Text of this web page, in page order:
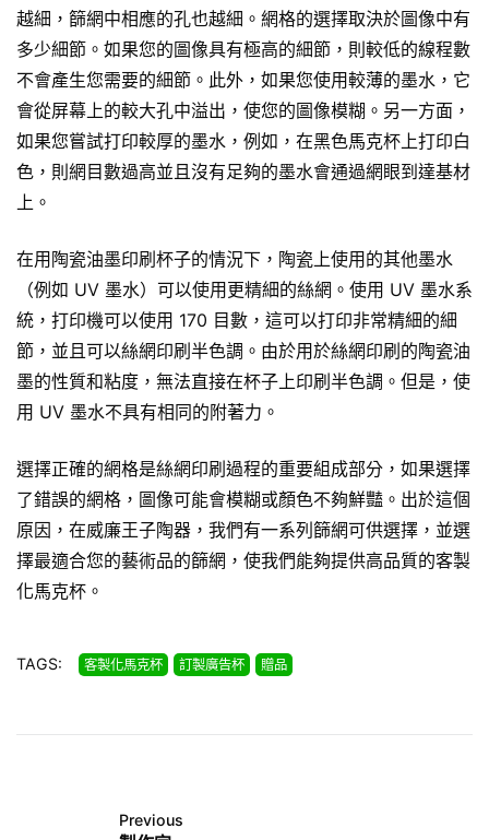
越細，篩網中相應的孔也越細。網格的選擇取決於圖像中有
多少細節。如果您的圖像具有極高的細節，則較低的線程數
不會產生您需要的細節。此外，如果您使用較薄的墨水，它
會從屏幕上的較大孔中溢出，使您的圖像模糊。另一方面，
如果您嘗試打印較厚的墨水，例如，在黑色馬克杯 上打印白
色，則網目數過高並且沒有足夠的墨水會通過網眼到達基材
上。
在用陶瓷油墨印刷杯子的情況下，陶瓷上使用的其他墨水
（例如 UV 墨水）可以使用更精細的絲網。使用 UV 墨水系
統，打印機可以使用 170 目數，這可以打印非常精細的細
節，並且可以絲網印刷半色調。由於用於絲網印刷的陶瓷油
墨的性質和粘度，無法直接在杯子上印刷半色調。但是，使
用 UV 墨水不具有相同的附著力。
選擇正確的網格是絲網印刷過程的重要組成部分，如果選擇
了錯誤的網格，圖像可能會模糊或顏色不夠鮮豔。出於這個
原因，在威廉王子陶器，我們有一系列篩網可供選擇，並選
擇最適合您的藝術品的篩網，使我們能夠提供高品質的客製
化馬克杯。
TAGS: 客製化馬克杯 訂製廣告杯 贈品
Previous